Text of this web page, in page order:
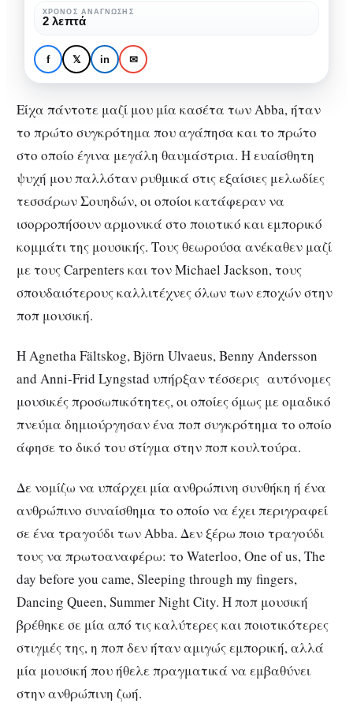
Abba. Από τη Μαρία
Σκαμπαρδώνη
Σκαμπαρδώνη
ΧΡΌΝΟΣ ΑΝΆΓΝΩΣΗΣ
2 λεπτά
f 𝕏 in ✉
Είχα πάντοτε μαζί μου μία κασέτα των Abba, ήταν
το πρώτο συγκρότημα που αγάπησα και το πρώτο
στο οποίο έγινα μεγάλη θαυμάστρια. Η ευαίσθητη
ψυχή μου παλλόταν ρυθμικά στις εξαίσιες μελωδίες
τεσσάρων Σουηδών, οι οποίοι κατάφεραν να
ισορροπήσουν αρμονικά στο ποιοτικό και εμπορικό
κομμάτι της μουσικής. Τους θεωρούσα ανέκαθεν μαζί
με τους Carpenters και τον Michael Jackson, τους
σπουδαιότερους καλλιτέχνες όλων των εποχών στην
ποπ μουσική.
Η Agnetha Fältskog, Björn Ulvaeus, Benny Andersson
and Anni-Frid Lyngstad υπήρξαν τέσσερις αυτόνομες
μουσικές προσωπικότητες, οι οποίες όμως με ομαδικό
πνεύμα δημιούργησαν ένα ποπ συγκρότημα το οποίο
άφησε το δικό του στίγμα στην ποπ κουλτούρα.
Δε νομίζω να υπάρχει μία ανθρώπινη συνθήκη ή ένα
ανθρώπινο συναίσθημα το οποίο να έχει περιγραφεί
σε ένα τραγούδι των Abba. Δεν ξέρω ποιο τραγούδι
τους να πρωτοαναφέρω: το Waterloo, One of us, The
day before you came, Sleeping through my fingers,
Dancing Queen, Summer Night City. Η ποπ μουσική
βρέθηκε σε μία από τις καλύτερες και ποιοτικότερες
στιγμές της, η ποπ δεν ήταν αμιγώς εμπορική, αλλά
μία μουσική που ήθελε πραγματικά να εμβαθύνει
στην ανθρώπινη ζωή.